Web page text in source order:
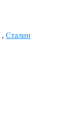
, Сталин